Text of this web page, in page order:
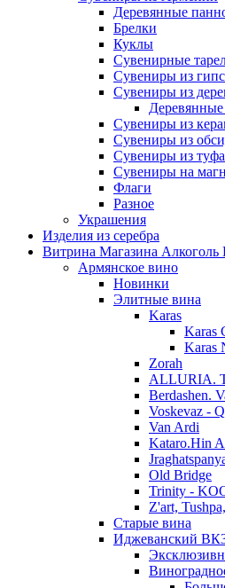
Деревянные
Брелки
Куклы
Сувенирные
Сувениры из
Сувениры из
Сувениры из
Сувениры из
Сувениры из туфа
Сувениры на
Флаги
Разное
Украшения
Изделия из серебра
Витрина Магазина
Армянское вино
Новинки
Элитные вина
Karas
Karas
Karas
Zorah
ALLURIA.
Berdashen.
Voskevaz -
Van Ardi
Kataro.Hin
Old Bridge
Trinity -
Z'art,
Старые вина
Иджеванский